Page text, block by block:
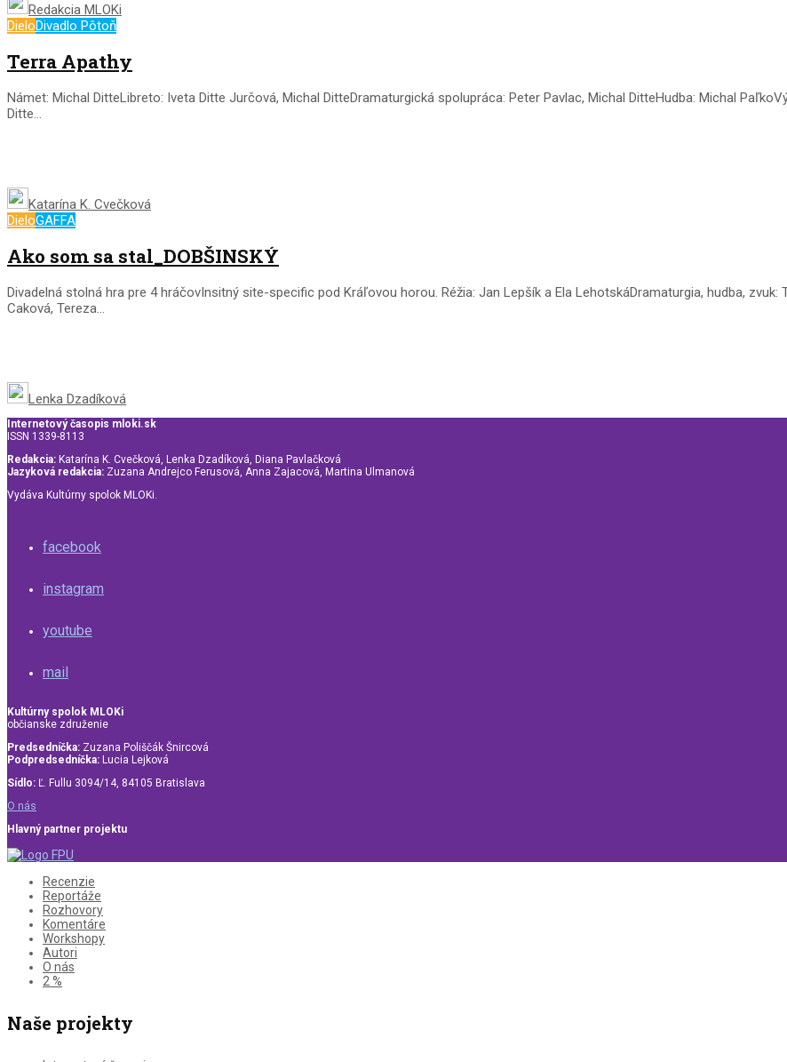
Redakcia MLOKi
DieloDivadlo Pôtoň
Terra Apathy
Námet: Michal DitteLibreto: Iveta Ditte Jurčová, Michal DitteDramaturgická spolupráca: Peter Pavlac, Michal DitteHudba: Michal
Ditte...
Katarína K. Cvečková
DieloGAFFA
Ako som sa stal_DOBŠINSKÝ
Divadelná stolná hra pre 4 hráčovInsitný site-specific pod Kráľovou horou. Réžia: Jan Lepšík a Ela LehotskáDramaturgia, hudba,
Caková, Tereza...
Lenka Dzadíková
Internetový časopis mloki.sk
ISSN 1339-8113
Redakcia: Katarína K. Cvečková, Lenka Dzadíková, Diana Pavlačková
Jazyková redakcia: Zuzana Andrejco Ferusová, Anna Zajacová, Martina Ulmanová
Vydáva Kultúrny spolok MLOKi.
facebook
instagram
youtube
mail
Kultúrny spolok MLOKi
občianske združenie
Predsedníčka: Zuzana Poliščák Šnircová
Podpredsedníčka: Lucia Lejková
Sídlo: Ľ. Fullu 3094/14, 84105 Bratislava
O nás
Hlavný partner projektu
Recenzie
Reportáže
Rozhovory
Komentáre
Workshopy
Autori
O nás
2 %
Naše projekty